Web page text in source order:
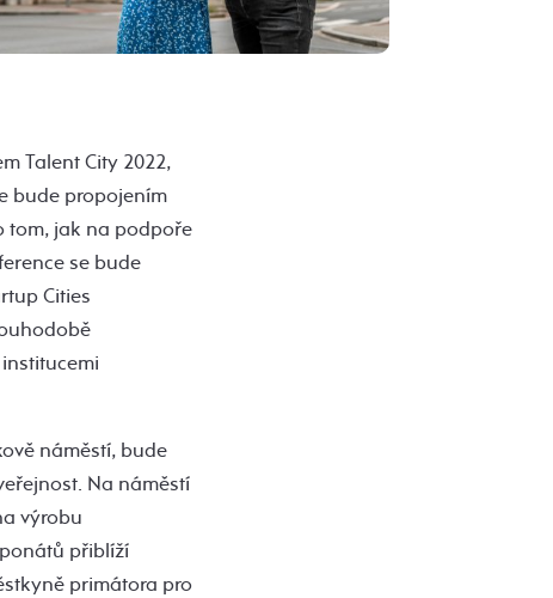
Talent City 2022,
bude propojením
tom, jak na podpoře
se bude
Cities
náměstí, bude
Na náměstí
výrobu
přiblíží
primátora pro